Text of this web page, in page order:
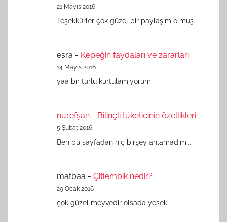
21 Mayıs 2016
Teşekkürler çok güzel bir paylaşım olmuş.
esra - Kepeğin faydaları ve zararları
14 Mayıs 2016
yaa bir türlü kurtulamıyorum
nurefşan - Bilinçli tüketicinin özellikleri
5 Şubat 2016
Ben bu sayfadan hiç birşey anlamadım...
matbaa - Çitlembik nedir?
29 Ocak 2016
çok güzel meyvedir olsada yesek